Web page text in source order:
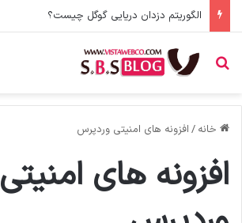
الگوریتم دزدان دریایی گوگل چیست؟
جستجو برای
خانه / افزونه های امنیتی وردپرس
افزونه های امنیتی